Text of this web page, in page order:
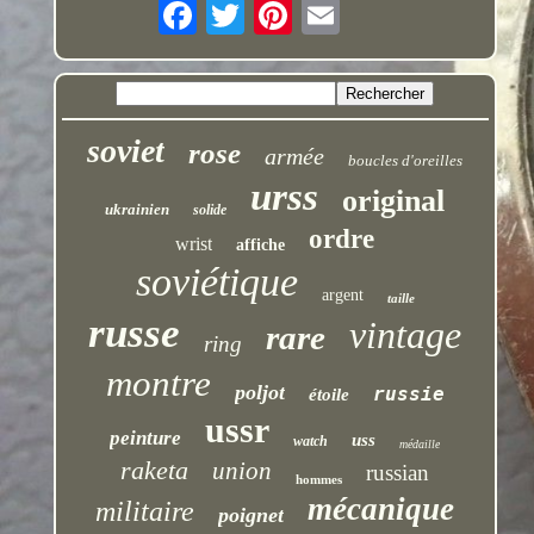
soviet rose armée boucles d'oreilles
ukrainien solide urss original
wrist affiche ordre
soviétique argent taille
russe ring rare vintage
montre poljot étoile
russie
peinture
ussr watch uss médaille
raketa union hommes russian
militaire poignet mécanique